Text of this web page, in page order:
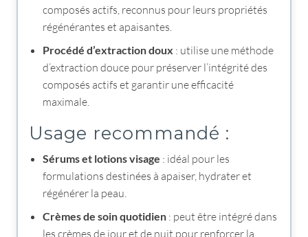
composés actifs, reconnus pour leurs propriétés
régénérantes et apaisantes.
Procédé d’extraction doux : utilise une méthode
d’extraction douce pour préserver l’intégrité des
composés actifs et garantir une efficacité
maximale.
Usage recommandé :
Sérums et lotions visage : idéal pour les
formulations destinées à apaiser, hydrater et
régénérer la peau.
Crèmes de soin quotidien : peut être intégré dans
les crèmes de jour et de nuit pour renforcer la